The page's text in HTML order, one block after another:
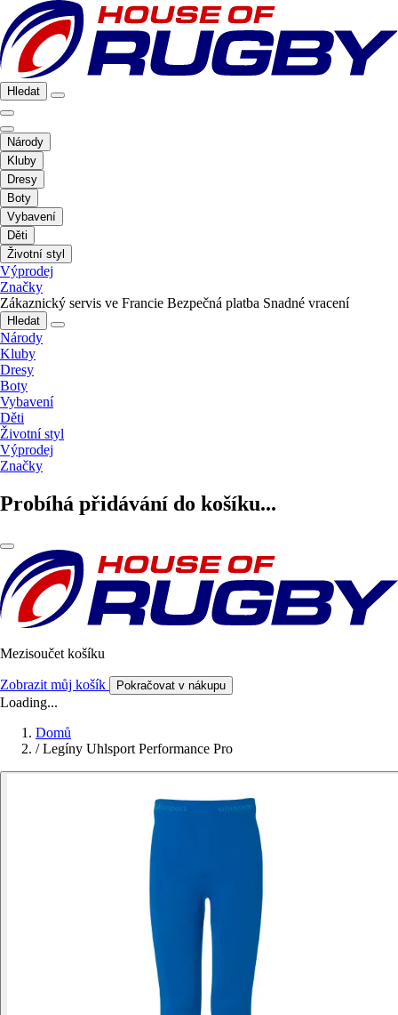
Hledat
Národy
Kluby
Dresy
Boty
Vybavení
Děti
Životní styl
Výprodej
Značky
Zákaznický servis ve Francie Bezpečná platba Snadné vracení
Hledat
Národy
Kluby
Dresy
Boty
Vybavení
Děti
Životní styl
Výprodej
Značky
Probíhá přidávání do košíku...
Mezisoučet košíku
Zobrazit můj košík Pokračovat v nákupu
Loading...
Domů
/ Legíny Uhlsport Performance Pro